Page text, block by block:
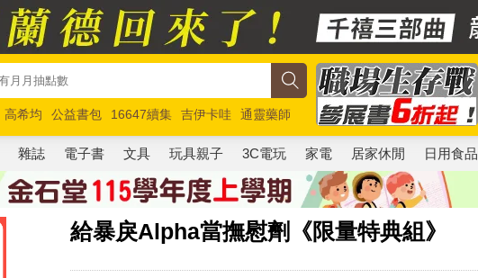
高希均 公益書包 16647續集 吉伊卡哇
通靈藥師
馬斯克 玩具總動員5 超慢跑
雜誌 電子書 文具 玩具親子 3C電玩 家電 居家休閒 日用食品
給暴戾Alpha當撫慰劑《限量特典組》